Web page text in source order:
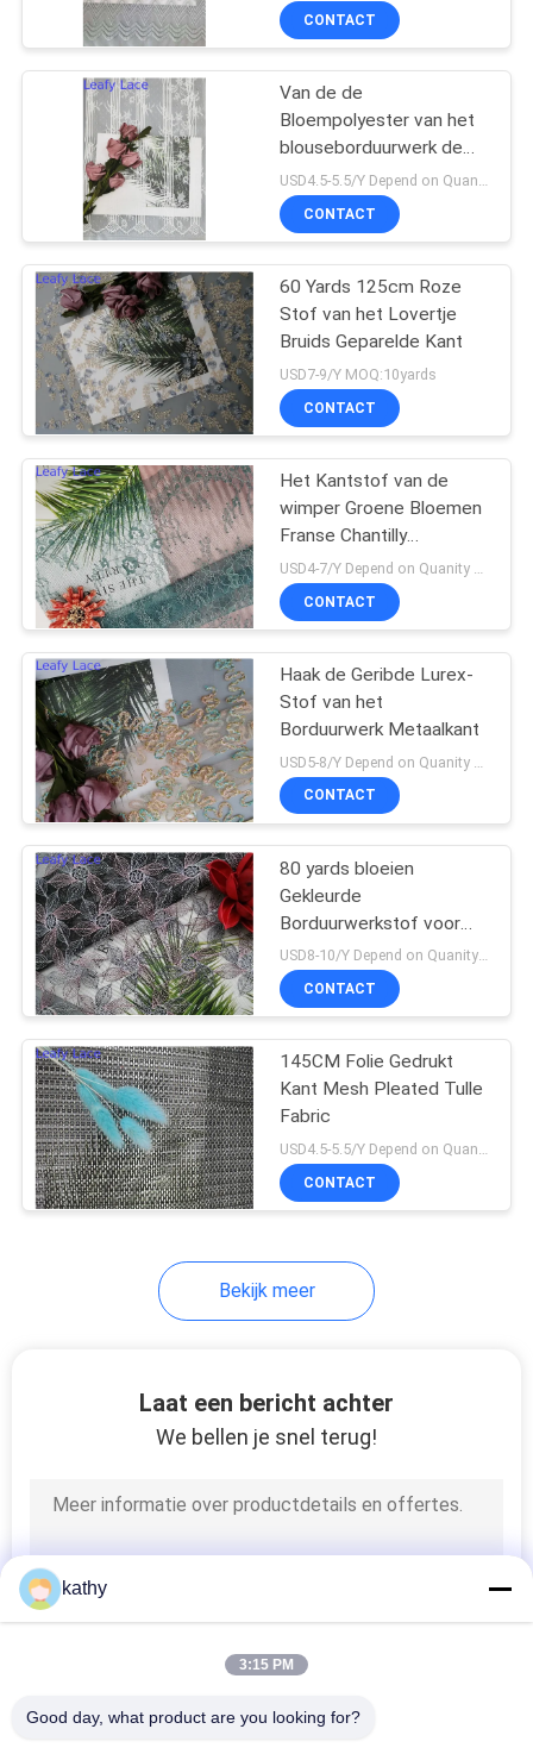
SITEMAP
PRIVACYBELEID
3D Bloemenkantstof
de versiering van het
polyesterkant
14
Geborduurde
Oogjestof
De Stof van het
rekkant
Tulle Mesh Fabric
folie gedrukte stof
Geparelde
Borduurwerkstof
CONTACT
Van de de
Bloempolyester van het
blouseborduurwerk de
Franse Stof van de het
Kantversiering
USD4.5-5.5/Y Depend on Quanity MOQ:10yards
CONTACT
60 Yards 125cm Roze
Stof van het Lovertje
Bruids Geparelde Kant
USD7-9/Y MOQ:10yards
CONTACT
Het Kantstof van de
wimper Groene Bloemen
Franse Chantilly
Gegratineerde Rand
CONTACT
Haak de Geribde Lurex-
Stof van het
Borduurwerk Metaalkant
CONTACT
80 yards bloeien
Gekleurde
Borduurwerkstof voor
Meisjeskleding
USD8-10/Y Depend on Quanity MOQ:10yards
CONTACT
145CM Folie Gedrukt
Kant Mesh Pleated Tulle
Fabric
USD4.5-5.5/Y Depend on Quanity MOQ:10yards
CONTACT
Bekijk meer
Laat een bericht achter
We bellen je snel terug!
kathy
3:15 PM
Good day, what product are you looking for?